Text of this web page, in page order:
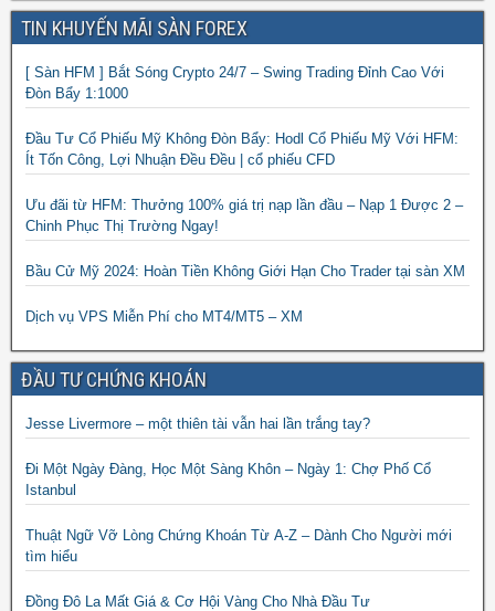
TIN KHUYẾN MÃI SÀN FOREX
[ Sàn HFM ] Bắt Sóng Crypto 24/7 – Swing Trading Đỉnh Cao Với
Đòn Bẩy 1:1000
Đầu Tư Cổ Phiếu Mỹ Không Đòn Bẩy: Hodl Cổ Phiếu Mỹ Với HFM:
Ít Tốn Công, Lợi Nhuận Đều Đều | cổ phiếu CFD
Ưu đãi từ HFM: Thưởng 100% giá trị nạp lần đầu – Nạp 1 Được 2 –
Chinh Phục Thị Trường Ngay!
Bầu Cử Mỹ 2024: Hoàn Tiền Không Giới Hạn Cho Trader tại sàn XM
Dịch vụ VPS Miễn Phí cho MT4/MT5 – XM
ĐẦU TƯ CHỨNG KHOÁN
Jesse Livermore – một thiên tài vẫn hai lần trắng tay?
Đi Một Ngày Đàng, Học Một Sàng Khôn – Ngày 1: Chợ Phố Cổ
Istanbul
Thuật Ngữ Vỡ Lòng Chứng Khoán Từ A-Z – Dành Cho Người mới
tìm hiểu
Đồng Đô La Mất Giá & Cơ Hội Vàng Cho Nhà Đầu Tư